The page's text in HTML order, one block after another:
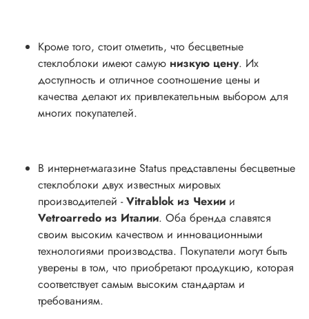
Кроме того, стоит отметить, что бесцветные
стеклоблоки имеют самую низкую цену. Их
доступность и отличное соотношение цены и
качества делают их привлекательным выбором для
многих покупателей.
В интернет-магазине Status представлены бесцветные
стеклоблоки двух известных мировых
производителей -Vitrablok из Чехии и
Vetroarredo из Италии. Оба бренда славятся
своим высоким качеством и инновационными
технологиями производства. Покупатели могут быть
уверены в том, что приобретают продукцию, которая
соответствует самым высоким стандартам и
требованиям.